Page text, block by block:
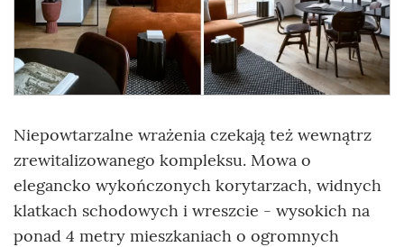
Niepowtarzalne wrażenia czekają też wewnątrz
zrewitalizowanego kompleksu. Mowa o
elegancko wykończonych korytarzach, widnych
klatkach schodowych i wreszcie - wysokich na
ponad 4 metry mieszkaniach o ogromnych